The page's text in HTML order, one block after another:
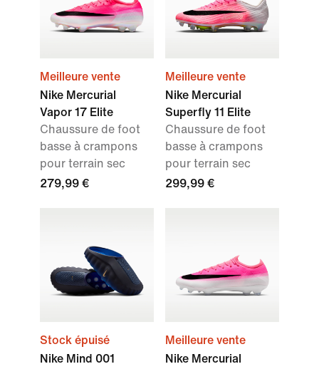
Meilleure vente
Nike Mercurial
Vapor 17 Elite
Chaussure de foot
basse à crampons
pour terrain sec
279,99 €
Meilleure vente
Nike Mercurial
Superfly 11 Elite
Chaussure de foot
basse à crampons
pour terrain sec
299,99 €
Stock épuisé
Nike Mind 001
Meilleure vente
Nike Mercurial